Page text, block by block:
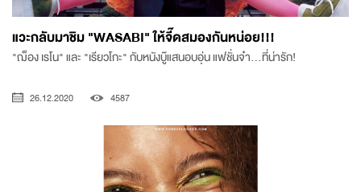
แวะกลับมาชิม "WASABI" ให้จี๊ดสมองกันหน่อย!!!
"ฌ็อง เรโน" และ "เรียวโกะ" กับหนังบู๊แสนอบอุ่น แฟชั่นจ๋า...ที่น่ารัก!
26.12.2020 4587